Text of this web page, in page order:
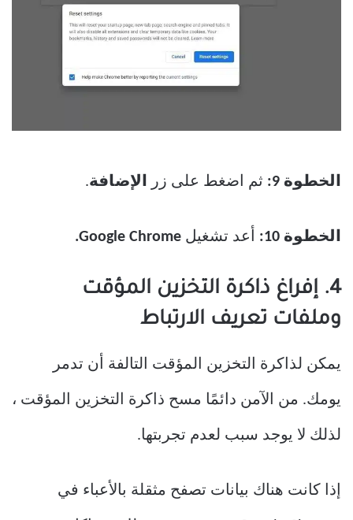
الخطوة 9: ثم اضغط على زر الإضافة.
الخطوة 10: أعد تشغيل
4. إفراغ ذاكرة التخزين المؤقت
وملفات تعريف الارتباط
يمكن لذاكرة التخزين المؤقت التالفة أن تدمر
يومك. من الآمن دائمًا مسح ذاكرة التخزين المؤقت ،
لذلك لا يوجد سبب لعدم تجربتها.
إذا كانت هناك بيانات تصفح مثقلة بالأعباء في